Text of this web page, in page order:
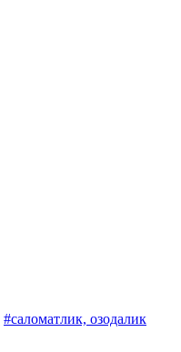
#саломатлик, озодалик